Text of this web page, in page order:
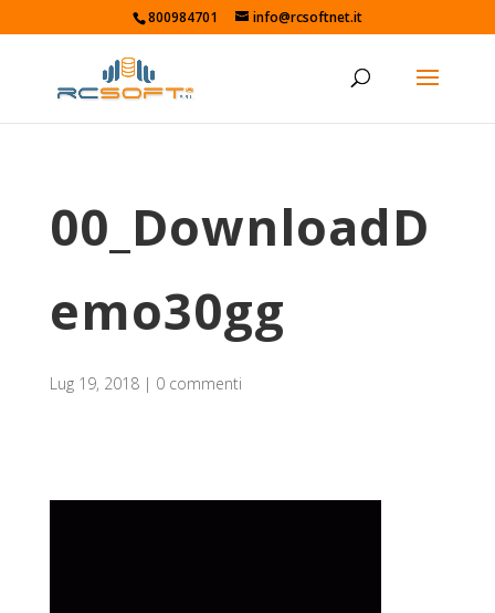
800984701 info@rcsoftnet.it
00_DownloadD
emo30gg
Lug 19, 2018| 0 commenti